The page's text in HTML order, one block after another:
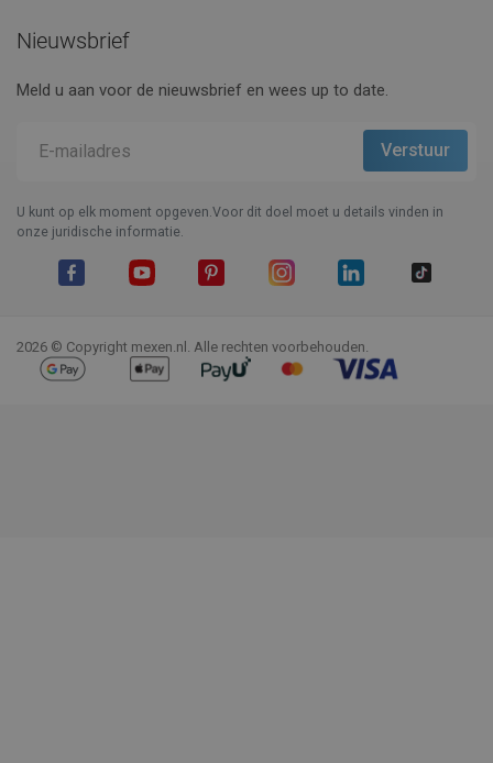
Nieuwsbrief
Meld u aan voor de nieuwsbrief en wees up to date.
U kunt op elk moment opgeven.Voor dit doel moet u details vinden in
onze juridische informatie.
2026 © Copyright mexen.nl. Alle rechten voorbehouden.